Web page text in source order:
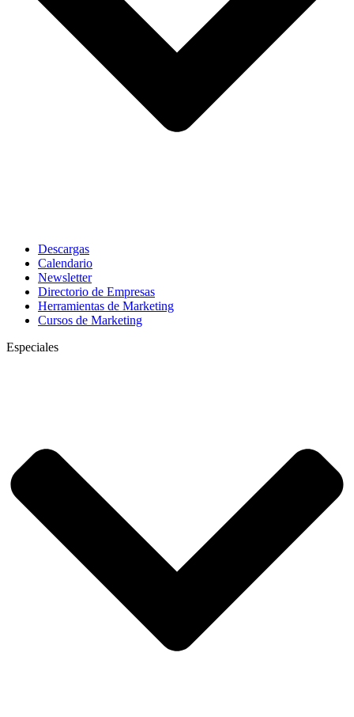
Descargas
Calendario
Newsletter
Directorio de Empresas
Herramientas de Marketing
Cursos de Marketing
Especiales